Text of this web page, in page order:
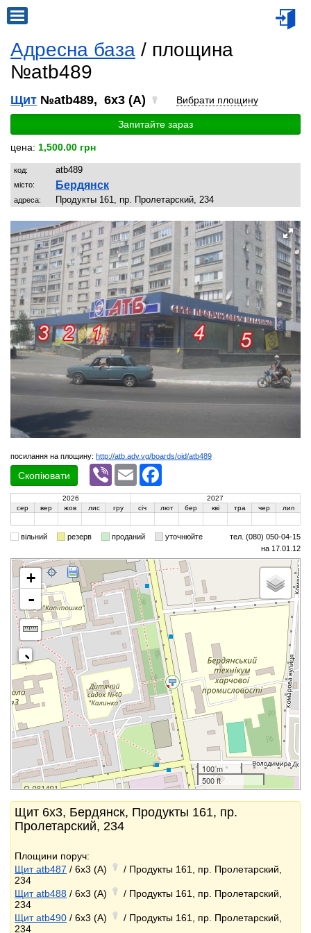
Адресна база / площина
№atb489
Щит №atb489, 6x3 (A) Вибрати площину
Запитайте зараз
цена: 1,500.00 грн
код: atb489
місто: Бердянск
адреса: Продукты 161, пр. Пролетарский, 234
посилання на площину: http://atb.adv.vg/boards/oid/atb489
Скопіювати
Viber Email
2026
2027
сер
вер жов лис гру січ лют бер кві тра чер лип
вільний резерв проданий уточнюйте
тел. (080) 050-04-15
на 17.01.12
+
-
100 m
500 ft
Щит 6x3, Бердянск, Продукты 161, пр.
Пролетарский, 234
Площини поруч:
Щит atb487 / 6x3 (A)
/ Продукты 161, пр. Пролетарский,
234
Щит atb488 / 6x3 (A)
/ Продукты 161, пр. Пролетарский,
234
Щит atb490 / 6x3 (A)
/ Продукты 161, пр. Пролетарский,
234